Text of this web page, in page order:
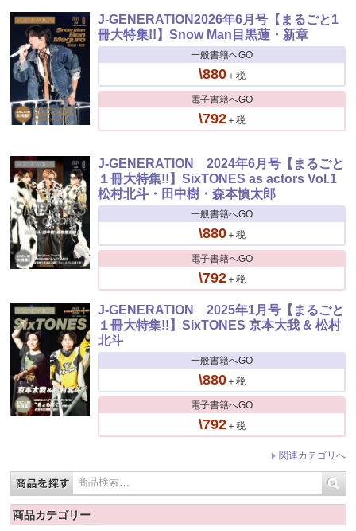
J-GENERATION2026年6月号【まるごと1
冊大特集!!】Snow Man目黒蓮・新章
一般書籍へGO
\880＋税
電子書籍へGO
\792＋税
J-GENERATION 2024年6月号【まるごと
１冊大特集!!】SixTONES as actors Vol.1
松村北斗・田中樹・森本慎太郎
一般書籍へGO
\880＋税
電子書籍へGO
\792＋税
J-GENERATION 2025年1月号【まるごと
１冊大特集!!】SixTONES 京本大我 & 松村
北斗
一般書籍へGO
\880＋税
電子書籍へGO
\792＋税
関連カテゴリへ
商品カテゴリー